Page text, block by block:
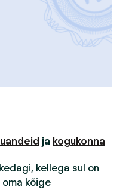
ja kogukonna
kellega sul on
kõige